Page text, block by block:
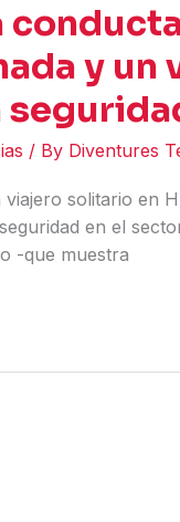
y
/ By Diventures
solitario en
en el
-que muestra